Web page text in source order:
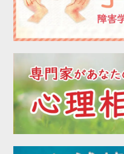
2022年08月
2022年05月
2022年04月
2022年03月
2022年02月